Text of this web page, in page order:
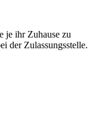
je ihr Zuhause zu
der Zulassungsstelle.